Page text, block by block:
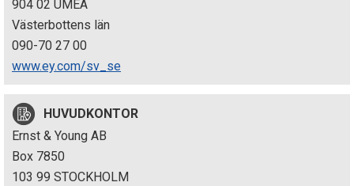
i
o
n
e
n
904 02 UMEÅ
Västerbottens län
090-70 27 00
www.ey.com/sv_se
HUVUDKONTOR
Ernst & Young AB
Box 7850
103 99 STOCKHOLM